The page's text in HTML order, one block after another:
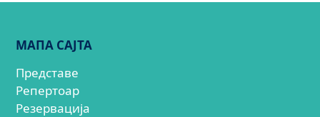
МАПА САЈТА
Представе
Репертоар
Резервација